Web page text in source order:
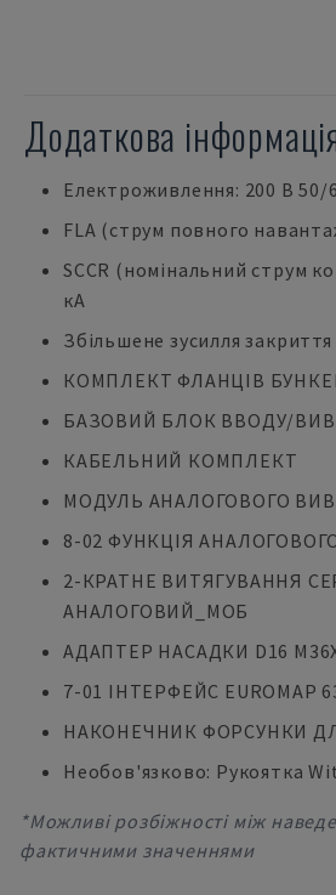
Додаткова
Електроживлення: 200 В 50/
FLA (струм повного
SCCR (номінальний струм
кА
Збільшене зусилля
КОМПЛЕКТ ФЛАНЦІВ
БАЗОВИЙ БЛОК ВВОДУ/
КАБЕЛЬНИЙ КОМПЛЕКТ
МОДУЛЬ АНАЛОГОВОГО
8-02 ФУНКЦІЯ
2-КРАТНЕ ВИТЯГУВАННЯ
АНАЛОГОВИЙ_МОБ
АДАПТЕР НАСАДКИ D16
7-01 ІНТЕРФЕЙС EUROMAP
НАКОНЕЧНИК ФОРСУНКИ ДЛЯ
Необов'язково: Рукоятка
*Можливі розбіжності між
фактичними значеннями